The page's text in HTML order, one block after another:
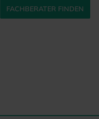
FACHBERATER FINDEN